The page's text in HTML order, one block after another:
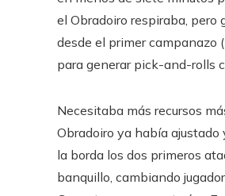
el Obradoiro respiraba, pero
desde el primer campanazo
para generar pick-and-rolls
Necesitaba más recursos
Obradoiro ya había
la borda los dos primeros
banquillo, cambiando